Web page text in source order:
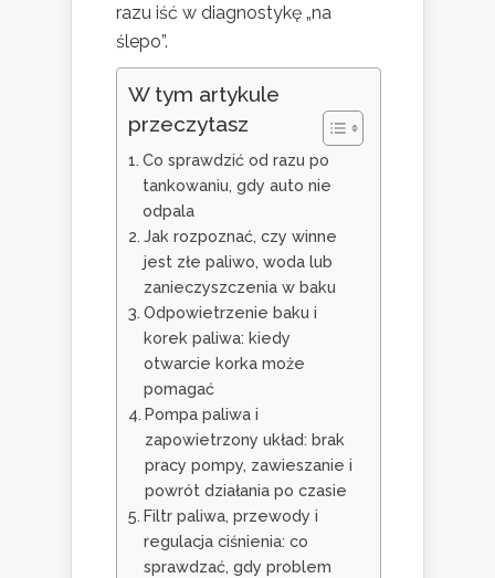
razu iść w diagnostykę „na
ślepo”.
W tym artykule
przeczytasz
Co sprawdzić od razu po
tankowaniu, gdy auto nie
odpala
Jak rozpoznać, czy winne
jest złe paliwo, woda lub
zanieczyszczenia w baku
Odpowietrzenie baku i
korek paliwa: kiedy
otwarcie korka może
pomagać
Pompa paliwa i
zapowietrzony układ: brak
pracy pompy, zawieszanie i
powrót działania po czasie
Filtr paliwa, przewody i
regulacja ciśnienia: co
sprawdzać, gdy problem